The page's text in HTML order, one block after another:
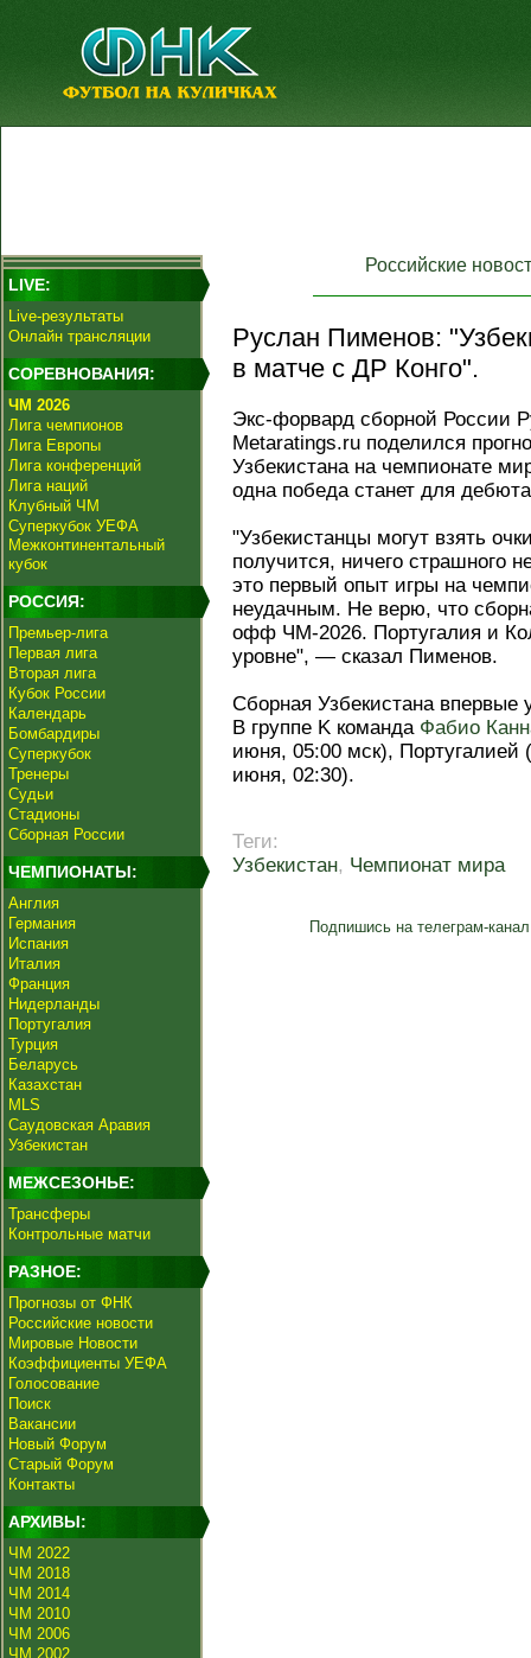
LIVE:
Live-результаты
Онлайн трансляции
СОРЕВНОВАНИЯ:
ЧМ 2026
Лига чемпионов
Лига Европы
Лига конференций
Лига наций
Клубный ЧМ
Суперкубок УЕФА
Межконтинентальный
кубок
РОССИЯ:
Премьер-лига
Первая лига
Вторая лига
Кубок России
Календарь
Бомбардиры
Суперкубок
Тренеры
Судьи
Стадионы
Сборная России
ЧЕМПИОНАТЫ:
Англия
Германия
Испания
Италия
Франция
Нидерланды
Португалия
Турция
Беларусь
Казахстан
MLS
Саудовская Аравия
Узбекистан
МЕЖСЕЗОНЬЕ:
Трансферы
Контрольные матчи
РАЗНОЕ:
Прогнозы от ФНК
Российские новости
Мировые Новости
Коэффициенты УЕФА
Голосование
Поиск
Вакансии
Новый Форум
Старый Форум
Контакты
АРХИВЫ:
ЧМ 2022
ЧМ 2018
ЧМ 2014
ЧМ 2010
ЧМ 2006
ЧМ 2002
Российские
Руслан Пименов:
в матче с ДР Конго".
Экс-форвард сборной России
Metaratings.ru поделился
Узбекистана на чемпионате
одна победа станет для
"Узбекистанцы могут взять
получится, ничего страшного
это первый опыт игры на
неудачным. Не верю, что
офф ЧМ-2026. Португалия и
уровне", — сказал Пименов.
Сборная Узбекистана впервые
В группе K команда Фабио
июня, 05:00 мск),
июня, 02:30).
Теги:
Узбекистан, Чемпионат мира
Подпишись на телеграм-